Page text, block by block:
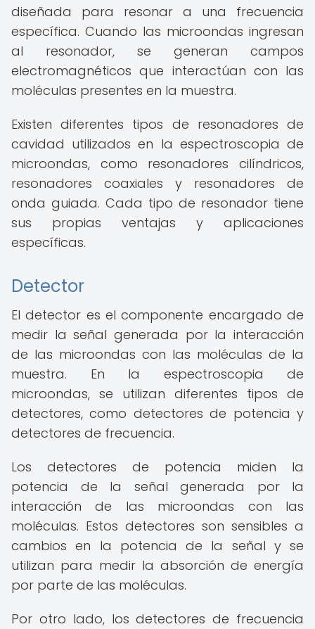
diseñada para resonar a una frecuencia
específica. Cuando las microondas ingresan
al resonador, se generan campos
electromagnéticos que interactúan con las
moléculas presentes en la muestra.
Existen diferentes tipos de resonadores de
cavidad utilizados en la espectroscopia de
microondas, como resonadores cilíndricos,
resonadores coaxiales y resonadores de
onda guiada. Cada tipo de resonador tiene
sus propias ventajas y aplicaciones
específicas.
Detector
El detector es el componente encargado de
medir la señal generada por la interacción
de las microondas con las moléculas de la
muestra. En la espectroscopia de
microondas, se utilizan diferentes tipos de
detectores, como detectores de potencia y
detectores de frecuencia.
Los detectores de potencia miden la
potencia de la señal generada por la
interacción de las microondas con las
moléculas. Estos detectores son sensibles a
cambios en la potencia de la señal y se
utilizan para medir la absorción de energía
por parte de las moléculas.
Por otro lado, los detectores de frecuencia